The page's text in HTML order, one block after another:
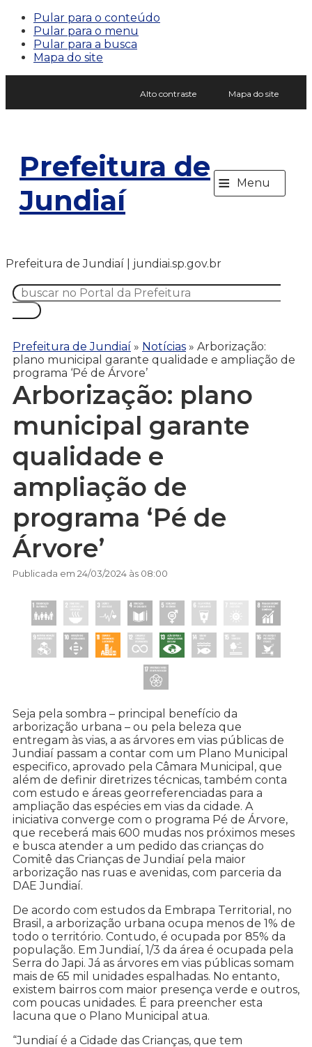
Pular para o conteúdo
Pular para o menu
Pular para a busca
Mapa do site
Alto contraste Mapa do site
Prefeitura de
Jundiaí
≡ Menu
Prefeitura de Jundiaí | jundiai.sp.gov.br
Prefeitura de Jundiaí » Notícias » Arborização:
plano municipal garante qualidade e ampliação de
programa ‘Pé de Árvore’
Arborização: plano
municipal garante
qualidade e
ampliação de
programa ‘Pé de
Árvore’
Publicada em 24/03/2024 às 08:00
Seja pela sombra – principal benefício da
arborização urbana – ou pela beleza que
entregam às vias, a as árvores em vias públicas de
Jundiaí passam a contar com um Plano Municipal
especifico, aprovado pela Câmara Municipal, que
além de definir diretrizes técnicas, também conta
com estudo e áreas georreferenciadas para a
ampliação das espécies em vias da cidade. A
iniciativa converge com o programa Pé de Árvore,
que receberá mais 600 mudas nos próximos meses
e busca atender a um pedido das crianças do
Comitê das Crianças de Jundiaí pela maior
arborização nas ruas e avenidas, com parceria da
DAE Jundiaí.
De acordo com estudos da Embrapa Territorial, no
Brasil, a arborização urbana ocupa menos de 1% de
todo o território. Contudo, é ocupada por 85% da
população. Em Jundiaí, 1/3 da área é ocupada pela
Serra do Japi. Já as árvores em vias públicas somam
mais de 65 mil unidades espalhadas. No entanto,
existem bairros com maior presença verde e outros,
com poucas unidades. É para preencher esta
lacuna que o Plano Municipal atua.
“Jundiaí é a Cidade das Crianças, que tem